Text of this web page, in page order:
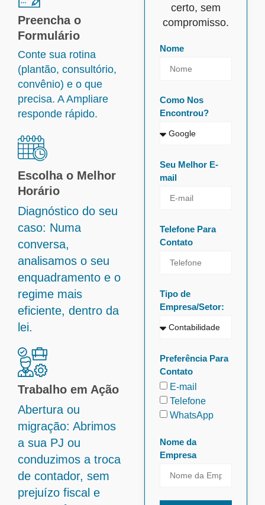
Preencha o
Formulário
Conte sua rotina
(plantão, consultório,
convênio) e o que
precisa. A Ampliare
responde rápido.
Escolha o Melhor
Horário
Diagnóstico do seu
caso: Numa
conversa,
analisamos o seu
enquadramento e o
regime mais
eficiente, dentro da
lei.
Trabalho em Ação
Abertura ou
migração: Abrimos
a sua PJ ou
conduzimos a troca
de contador, sem
prejuízo fiscal e
certo, sem
compromisso.
Nome
Como Nos
Encontrou?
Seu Melhor E-
mail
Telefone Para
Contato
Tipo de
Empresa/Setor:
Preferência Para
Contato
E-mail
Telefone
WhatsApp
Nome da
Empresa